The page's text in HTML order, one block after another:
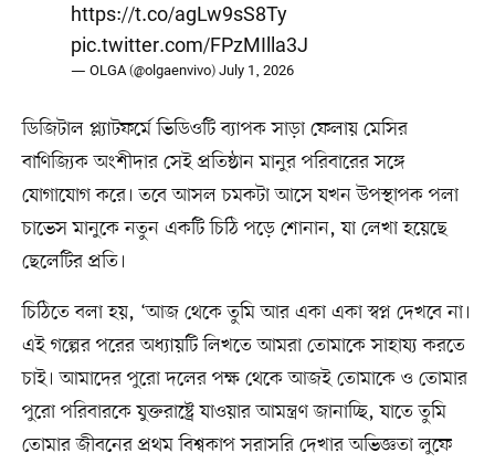
https://t.co/agLw9sS8Ty
pic.twitter.com/FPzMIlla3J
— OLGA (@olgaenvivo)July 1, 2026
ডিজিটাল প্ল্যাটফর্মে ভিডিওটি ব্যাপক সাড়া ফেলায় মেসির
বাণিজ্যিক অংশীদার সেই প্রতিষ্ঠান মানুর পরিবারের সঙ্গে
যোগাযোগ করে। তবে আসল চমকটা আসে যখন উপস্থাপক পলা
চাভেস মানুকে নতুন একটি চিঠি পড়ে শোনান, যা লেখা হয়েছে
ছেলেটির প্রতি।
চিঠিতে বলা হয়, ‘আজ থেকে তুমি আর একা একা স্বপ্ন দেখবে না।
এই গল্পের পরের অধ্যায়টি লিখতে আমরা তোমাকে সাহায্য করতে
চাই। আমাদের পুরো দলের পক্ষ থেকে আজই তোমাকে ও তোমার
পুরো পরিবারকে যুক্তরাষ্ট্রে যাওয়ার আমন্ত্রণ জানাচ্ছি, যাতে তুমি
তোমার জীবনের প্রথম বিশ্বকাপ সরাসরি দেখার অভিজ্ঞতা লুফে